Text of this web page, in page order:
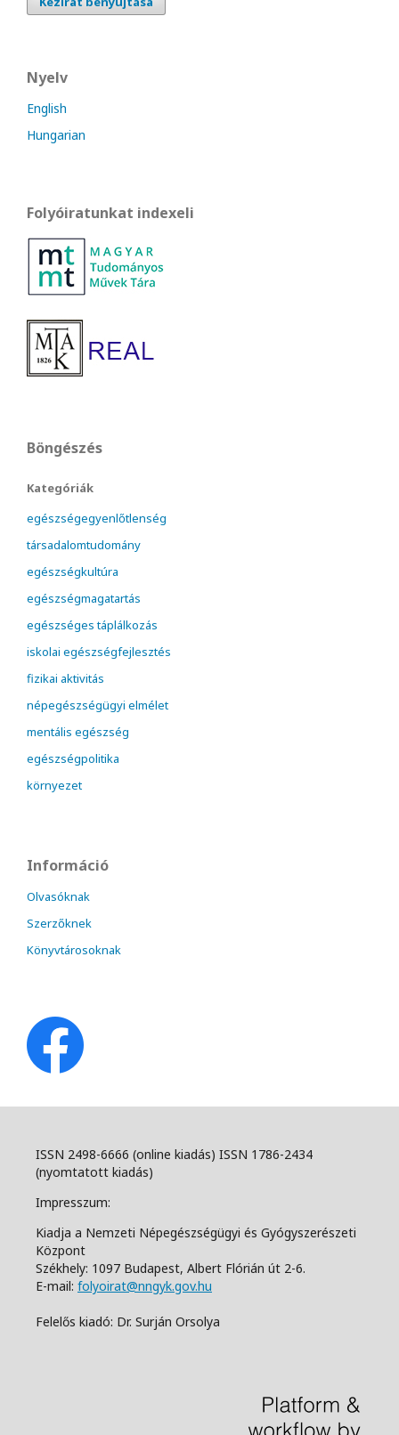
Nyelv
English
Hungarian
Folyóiratunkat indexeli
Böngészés
Kategóriák
egészségegyenlőtlenség
társadalomtudomány
egészségkultúra
egészségmagatartás
egészséges táplálkozás
iskolai egészségfejlesztés
fizikai aktivitás
népegészségügyi elmélet
mentális egészség
egészségpolitika
környezet
Információ
Olvasóknak
Szerzőknek
Könyvtárosoknak
ISSN 2498-6666 (online kiadás) ISSN 1786-2434
(nyomtatott kiadás)
Impresszum:
Kiadja a Nemzeti Népegészségügyi és Gyógyszerészeti
Központ
Székhely: 1097 Budapest, Albert Flórián út 2-6.
E-mail: folyoirat@nngyk.gov.hu
Felelős kiadó: Dr. Surján Orsolya